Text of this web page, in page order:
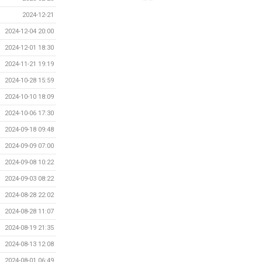
2024-12-21
2024-12-04 20:00
2024-12-01 18:30
2024-11-21 19:19
2024-10-28 15:59
2024-10-10 18:09
2024-10-06 17:30
2024-09-18 09:48
2024-09-09 07:00
2024-09-08 10:22
2024-09-03 08:22
2024-08-28 22:02
2024-08-28 11:07
2024-08-19 21:35
2024-08-13 12:08